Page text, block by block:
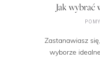
Jak wybrać
Zastanawiasz
wyborze